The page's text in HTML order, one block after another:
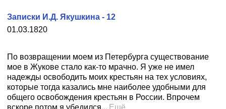
01.03.1820
Записки И.Д. Якушкина - 12
По возвращении моем из Петербурга существование
мое в Жукове стало как-то мрачно. Я уже не имел
надежды освободить моих крестьян на тех условиях,
которые тогда казались мне наиболее удобными для
общего освобождения крестьян в России. Впрочем
вскоре потом я убедился... Ещё